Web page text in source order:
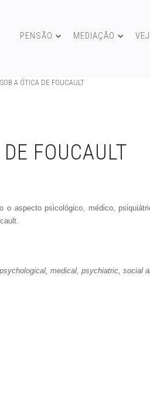
PENSÃO MEDIAÇÃO
A ÓTICA DE FOUCAULT
FOUCAULT
o aspecto psicológico, médico,
medical, psychiatric, social